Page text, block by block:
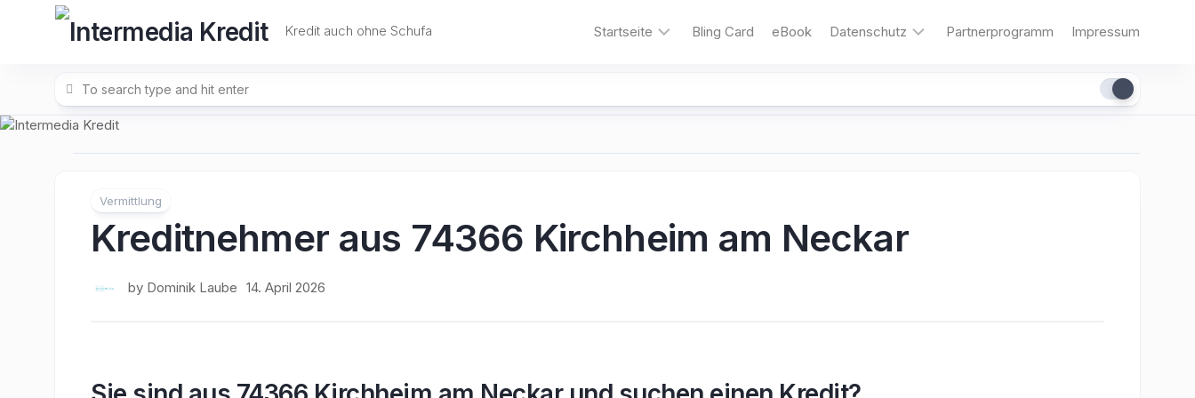
Kredit auch ohne Schufa Startseite
&#8211;
Umschuldungskredit
Bling Card eBook Datenschutz Partnerprogramm Impressum
Vermittlung
Kreditnehmer aus 74366 Kirchheim am Neckar
by Dominik Laube 14. April 2026